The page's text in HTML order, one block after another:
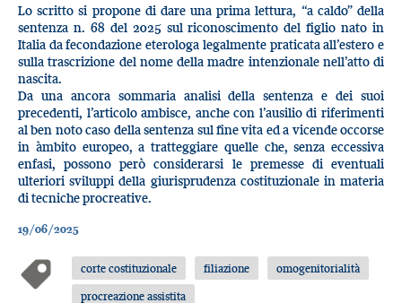
Lo scritto si propone di dare una prima lettura, “a caldo” della
sentenza n. 68 del 2025 sul riconoscimento del figlio nato in
Italia da fecondazione eterologa legalmente praticata all’estero e
sulla trascrizione del nome della madre intenzionale nell’atto di
nascita.
Da una ancora sommaria analisi della sentenza e dei suoi
precedenti, l’articolo ambisce, anche con l’ausilio di riferimenti
al ben noto caso della sentenza sul fine vita ed a vicende occorse
in àmbito europeo, a tratteggiare quelle che, senza eccessiva
enfasi, possono però considerarsi le premesse di eventuali
ulteriori sviluppi della giurisprudenza costituzionale in materia
di tecniche procreative.
19/06/2025
corte costituzionale filiazione
omogenitorialità
procreazione assistita